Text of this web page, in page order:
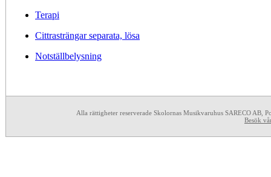
Terapi
Cittrasträngar separata, lösa
Notställbelysning
Alla rättigheter reserverade Skolornas Musikvaruhus SARECO AB,
Besök